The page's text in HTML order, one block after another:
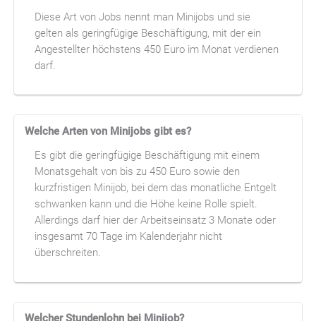
Diese Art von Jobs nennt man Minijobs und sie
gelten als geringfügige Beschäftigung, mit der ein
Angestellter höchstens 450 Euro im Monat verdienen
darf.
Welche Arten von Minijobs gibt es?
Es gibt die geringfügige Beschäftigung mit einem
Monatsgehalt von bis zu 450 Euro sowie den
kurzfristigen Minijob, bei dem das monatliche Entgelt
schwanken kann und die Höhe keine Rolle spielt.
Allerdings darf hier der Arbeitseinsatz 3 Monate oder
insgesamt 70 Tage im Kalenderjahr nicht
überschreiten.
Welcher Stundenlohn bei Minijob?